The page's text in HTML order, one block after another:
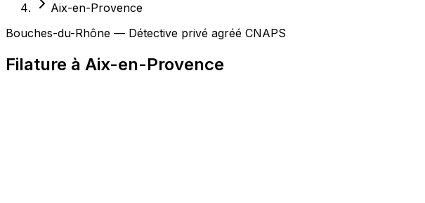
Aix-en-Provence
Bouches-du-Rhône — Détective privé agréé CNAPS
Filature à Aix-en-Provence